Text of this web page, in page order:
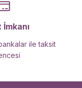
ile taksit